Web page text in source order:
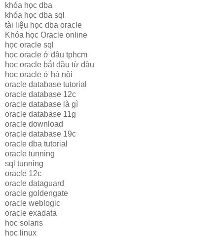
khóa học dba
khóa học dba sql
tài liệu học dba oracle
Khóa học Oracle online
học oracle sql
học oracle ở đâu tphcm
học oracle bắt đầu từ đâu
học oracle ở hà nội
oracle database tutorial
oracle database 12c
oracle database là gì
oracle database 11g
oracle download
oracle database 19c
oracle dba tutorial
oracle tunning
sql tunning
oracle 12c
oracle dataguard
oracle goldengate
oracle weblogic
oracle exadata
hoc solaris
hoc linux